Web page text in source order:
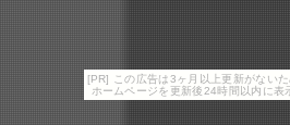
[PR] この広告は3ヶ月以上更新がないた
ホームページを更新後24時間以内に表